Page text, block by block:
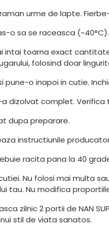
urme de lapte.
o sa se raceasca (~40°C).
intai toarna exact
folosind doar
o inapoi in cutie.
dizolvat complet.
dupa preparare.
instructiunile
racita pana la 40
Nu folosi mai multa
tau. Nu modifica
zilnic 2 portii de NAN
stil de viata sanatos.